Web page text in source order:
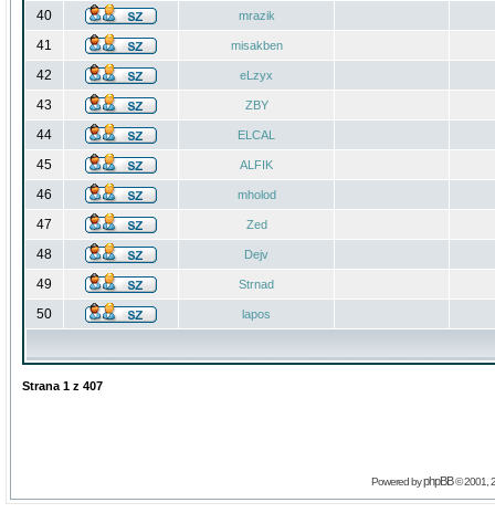
40 mrazik
41 misakben
42 eLzyx
43 ZBY
44 ELCAL
45 ALFIK
46 mholod
47 Zed
48 Dejv
49 Strnad
50 lapos
Strana 1 z 407
Powered byphpBB© 2001,